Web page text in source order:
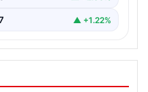
▲ +1.22%